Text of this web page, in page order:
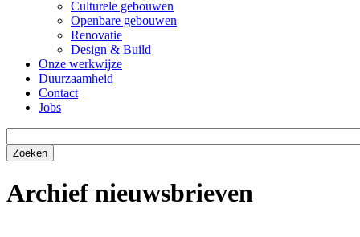
Culturele gebouwen
Openbare gebouwen
Renovatie
Design & Build
Onze werkwijze
Duurzaamheid
Contact
Jobs
Archief nieuwsbrieven